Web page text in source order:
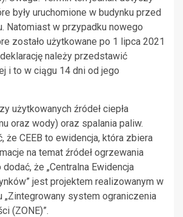
były uruchomione w budynku przed
Natomiast w przypadku nowego
zostało użytkowane po 1 lipca 2021
należy przedstawić
i to w ciągu 14 dni od jego
użytkowanych źródeł ciepła
oraz wody) oraz spalania paliw.
że CEEB to ewidencja, która zbiera
na temat źródeł ogrzewania
że „Centralna Ewidencja
jest projektem realizowanym w
„Zintegrowany system ograniczenia
(ZONE)”.